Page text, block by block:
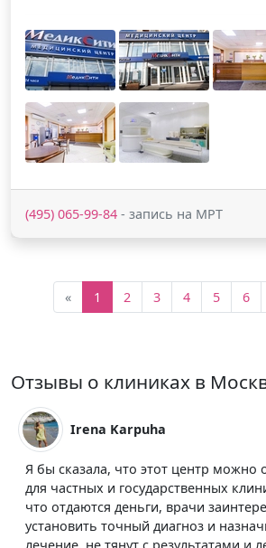
(495) 065-99-84 - запись на МРТ
« 1 2 3 4 5 6
Отзывы о клиниках в
Irena Karpuha
Я бы сказала, что этот центр
для частных и государственных
что отдаются деньги, врачи
установить точный диагноз и